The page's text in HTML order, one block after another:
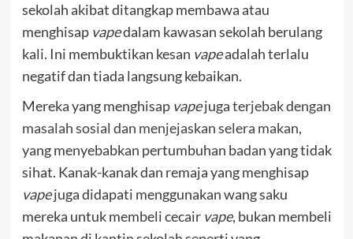
sekolah akibat ditangkap membawa atau
menghisap vapedalam kawasan sekolah berulang
kali. Ini membuktikan kesan vapeadalah terlalu
negatif dan tiada langsung kebaikan.
Mereka yang menghisap vapejugaterjebak dengan
masalah sosial dan menjejaskan selera makan,
yang menyebabkan pertumbuhan badan yang tidak
sihat. Kanak-kanak dan remaja yang menghisap
vapejuga didapati menggunakan wang saku
mereka untuk membeli cecair vape, bukan membeli